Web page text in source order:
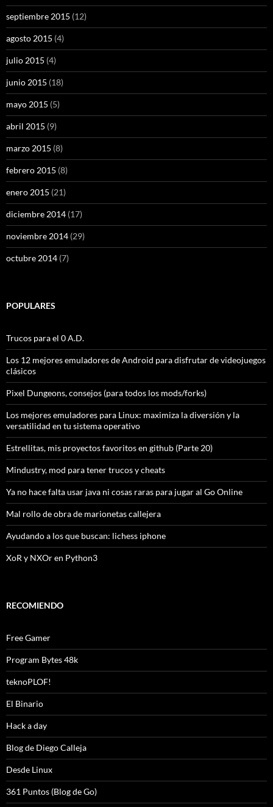
septiembre 2015 (12)
agosto 2015 (4)
julio 2015 (4)
junio 2015 (18)
mayo 2015 (5)
abril 2015 (9)
marzo 2015 (8)
febrero 2015 (8)
enero 2015 (21)
diciembre 2014 (17)
noviembre 2014 (29)
octubre 2014 (7)
POPULARES
Trucos para el 0 A.D.
Los 12 mejores emuladores de Android para disfrutar de videojuegos
clásicos
Pixel Dungeons, consejos (para todos los mods/forks)
Los mejores emuladores para Linux: maximiza la diversión y la
versatilidad en tu sistema operativo
Estrellitas, mis proyectos favoritos en github (Parte 20)
Mindustry, mod para tener trucos y cheats
Ya no hace falta usar java ni cosas raras para jugar al Go Online
Mal rollo de obra de marionetas callejera
Ayudando a los que buscan: lichess iphone
XoR y NXOr en Python3
RECOMIENDO
Free Gamer
Program Bytes 48k
teknoPLOF!
El Binario
Hack a day
Blog de Diego Calleja
Desde Linux
361 Puntos (Blog de Go)